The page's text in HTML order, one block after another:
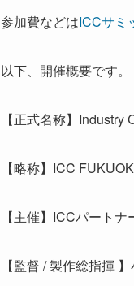
参加費などはICCサミ
以下、開催概要です。
【正式名称】
【略称】ICC
【主催】ICCパート
【監督 / 製作総指揮